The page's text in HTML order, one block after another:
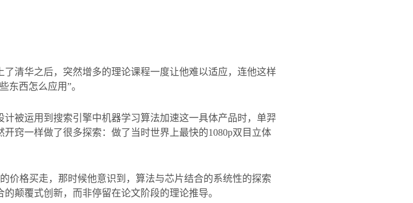
清华之后，突然增多的理论课程一度让他难以适应，连他这样
东西怎么应用”。
被运用到搜索引擎中机器学习算法加速这一具体产品时，单羿
窍一样做了很多探索：做了当时世界上最快的1080p双目立体
价格买走，那时候他意识到，算法与芯片结合的系统性的探索
颠覆式创新，而非停留在论文阶段的理论推导。